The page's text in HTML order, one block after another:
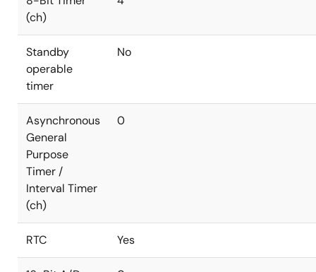
(ch)
Standby
operable
timer
No
Asynchronous
General
Purpose
Timer /
Interval Timer
(ch)
0
RTC Yes